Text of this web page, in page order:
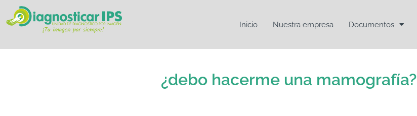
Inicio Nuestra empresa Documentos
¿debo hacerme una mamografía?